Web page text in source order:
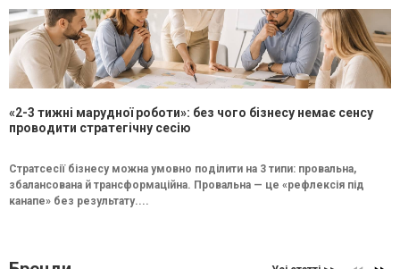
«2-3 тижні марудної роботи»: без чого бізнесу немає сенсу
проводити стратегічну сесію
Стратсесії бізнесу можна умовно поділити на 3 типи: провальна,
збалансована й трансформаційна. Провальна — це «рефлексія під
канапе» без результату....